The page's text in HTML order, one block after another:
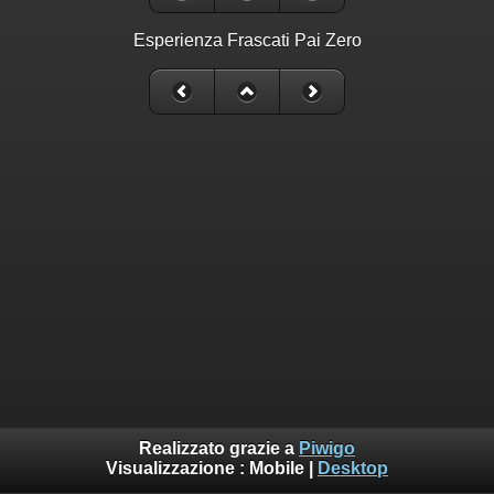
Esperienza Frascati Pai Zero
Realizzato grazie a Piwigo
Visualizzazione : Mobile Desktop